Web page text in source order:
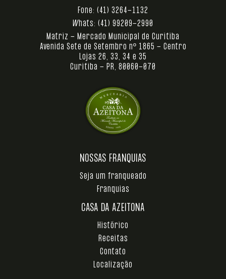
CASA DA AZEITONA
Histórico
Receitas
Contato
Localização
NOSSAS FRANQUIAS
Seja um franqueado
Franquias
Fone: (41) 3264-1132
Whats: (41) 99209-2990
Matriz - Mercado Municipal de Curitiba
Avenida Sete de Setembro nº 1865 - Centro
Lojas 26, 33, 34 e 35
Curitiba - PR, 80060-070